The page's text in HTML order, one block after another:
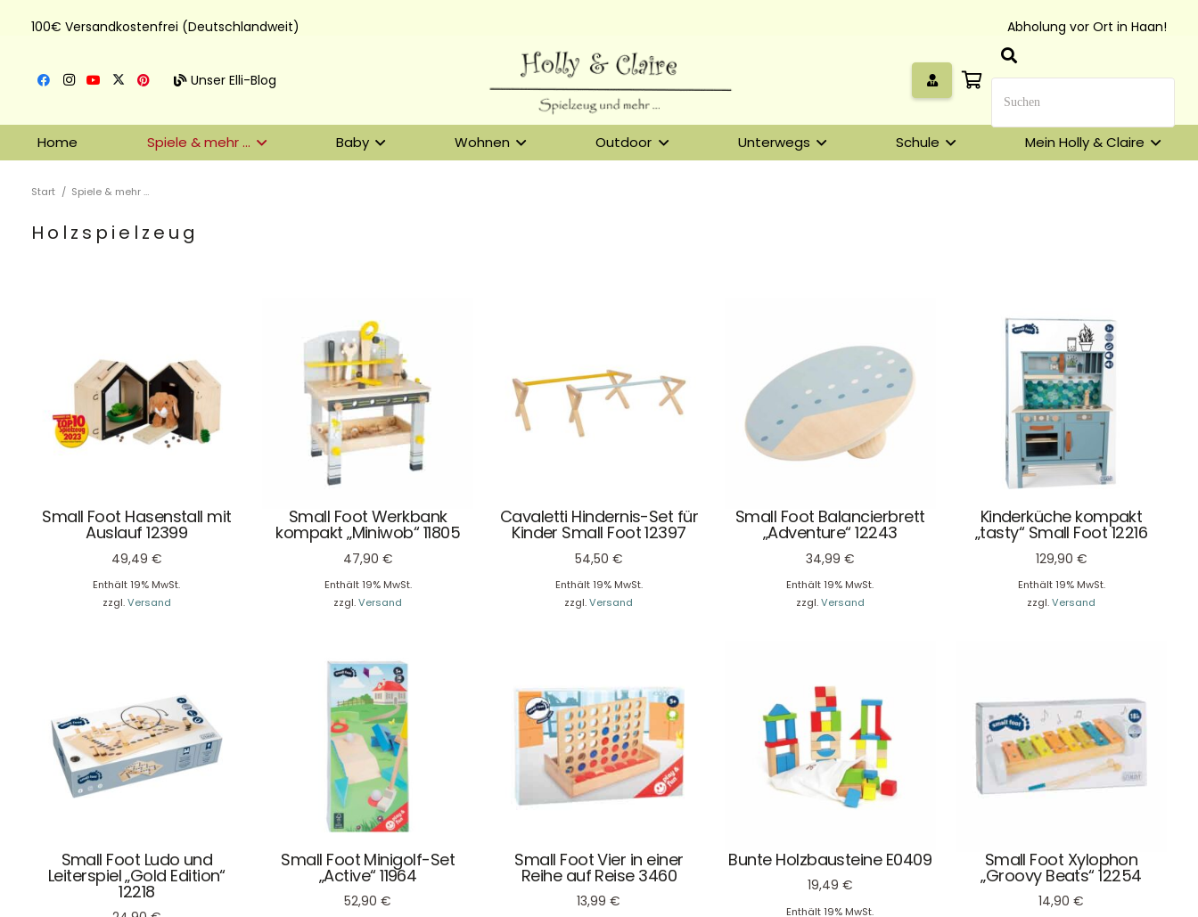
100€ Versandkostenfrei (Deutschlandweit) Abholung vor Ort in Haan!
Unser Elli-Blog
Home Spiele & mehr … Baby Wohnen Outdoor Unterwegs Schule Mein Holly & Claire
Start / Spiele & mehr …
Holzspielzeug
Small Foot Hasenstall mit
Auslauf 12399
49,49 €
Enthält 19% MwSt.
zzgl.Versand
Small Foot Werkbank
kompakt „Miniwob“ 11805
47,90 €
Enthält 19% MwSt.
zzgl.Versand
Cavaletti Hindernis-Set für
Kinder Small Foot 12397
54,50 €
Enthält 19% MwSt.
zzgl.Versand
Small Foot Balancierbrett
„Adventure“ 12243
34,99 €
Enthält 19% MwSt.
zzgl.Versand
Kinderküche kompakt
„tasty“ Small Foot 12216
129,90 €
Enthält 19% MwSt.
zzgl.Versand
Small Foot Ludo und
Leiterspiel „Gold Edition“
12218
Small Foot Minigolf-Set
„Active“ 11964
52,90€
Small Foot Vier in einer
Reihe auf Reise 3460
13,99€
Bunte Holzbausteine E0409
19,49 €
Enthält 19% MwSt.
Small Foot Xylophon
„Groovy Beats“ 12254
14,90 €